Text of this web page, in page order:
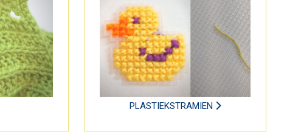
PLASTIEKSTRAMIEN